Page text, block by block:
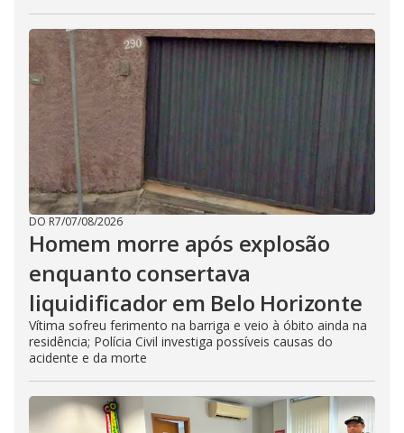
DO R7/07/08/2026
Homem morre após explosão
enquanto consertava
liquidificador em Belo Horizonte
Vítima sofreu ferimento na barriga e veio à óbito ainda na
residência; Polícia Civil investiga possíveis causas do
acidente e da morte